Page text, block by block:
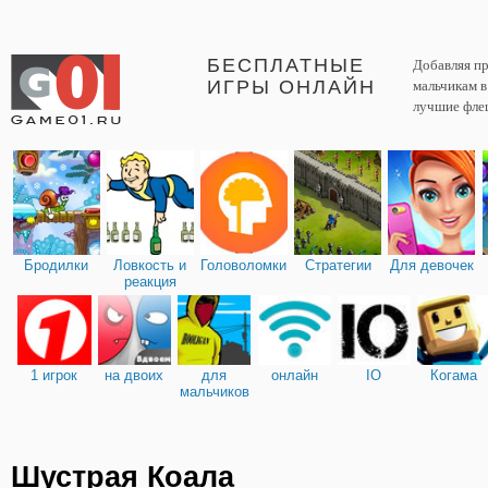
БЕСПЛАТНЫЕ
ИГРЫ ОНЛАЙН
Добавляя
мальчикам
лучшие
Бродилки
Ловкость и
реакция
Головоломки Стратегии Для девочек
1 игрок на двоих
для
мальчиков
онлайн IO Когама
Шустрая Коала